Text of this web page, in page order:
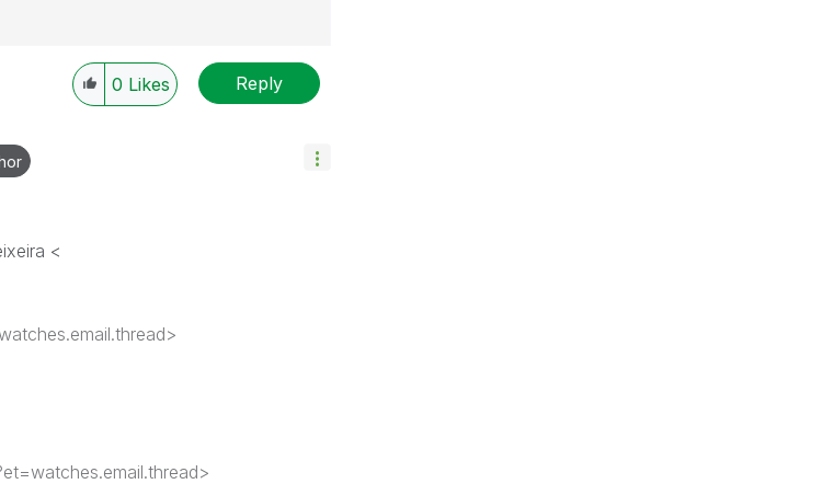
0 Likes Reply
<